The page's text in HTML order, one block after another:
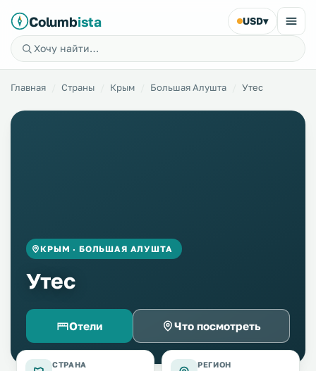
Columbista USD▾
Главная Страны Крым Большая Алушта Утес
КРЫМ · БОЛЬШАЯ АЛУШТА
Утес
Отели Что посмотреть
СТРАНА РЕГИОН